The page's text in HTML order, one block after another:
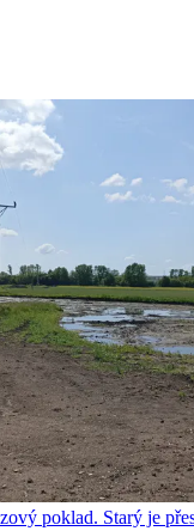
poklad. Starý je